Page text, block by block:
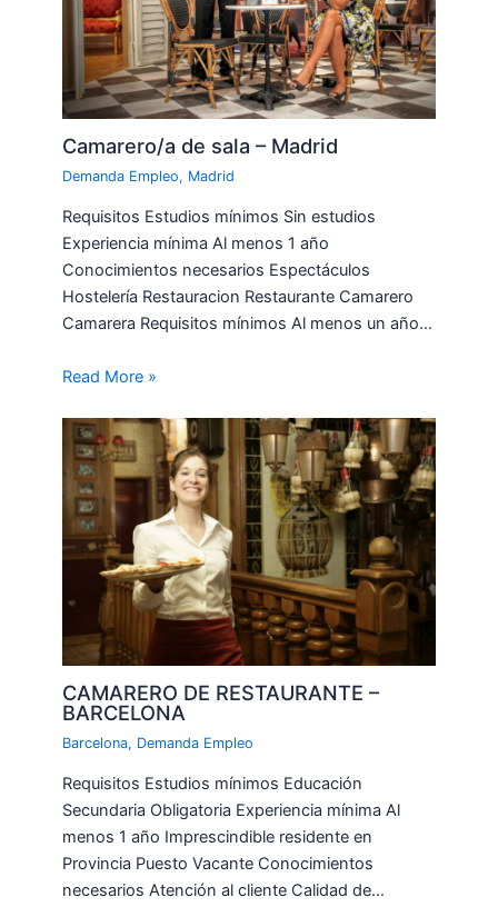
Camarero/a de sala – Madrid
Demanda Empleo, Madrid
Requisitos Estudios mínimos Sin estudios
Experiencia mínima Al menos 1 año
Conocimientos necesarios Espectáculos
Hostelería Restauracion Restaurante Camarero
Camarera Requisitos mínimos Al menos un año…
Read More »
CAMARERO DE RESTAURANTE –
BARCELONA
Barcelona, Demanda Empleo
Requisitos Estudios mínimos Educación
Secundaria Obligatoria Experiencia mínima Al
menos 1 año Imprescindible residente en
Provincia Puesto Vacante Conocimientos
necesarios Atención al cliente Calidad de…